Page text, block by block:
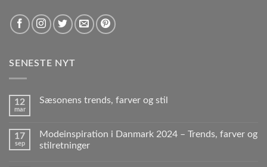
SENESTE NYT
12
mar
Sæsonens trends, farver og stil
17
sep
Modeinspiration i Danmark 2024 – Trends, farver og
stilretninger